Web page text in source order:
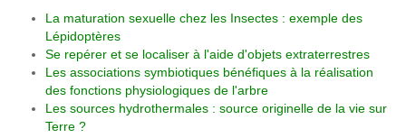
La maturation sexuelle chez les Insectes : exemple des
Lépidoptères
Se repérer et se localiser à l'aide d'objets extraterrestres
Les associations symbiotiques bénéfiques à la réalisation
des fonctions physiologiques de l'arbre
Les sources hydrothermales : source originelle de la vie sur
Terre ?